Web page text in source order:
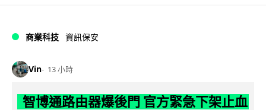
商業科技 資訊保安
Vin 13 小時
智博通路由器爆後門 官方緊急下架止血